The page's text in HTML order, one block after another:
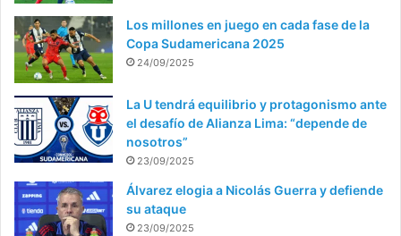
Los millones en juego en cada fase de la
Copa Sudamericana 2025
24/09/2025
La U tendrá equilibrio y protagonismo ante
el desafío de Alianza Lima: “depende de
nosotros”
23/09/2025
Álvarez elogia a Nicolás Guerra y defiende
su ataque
23/09/2025